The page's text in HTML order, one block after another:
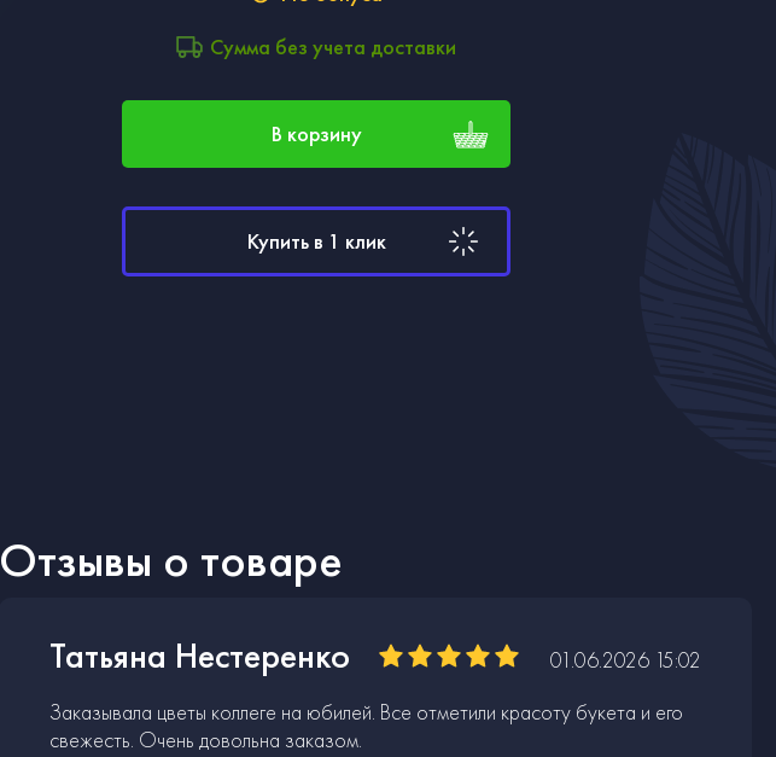
Сумма без учета доставки
В корзину
Купить в 1 клик
Отзывы о товаре
Татьяна Нестеренко
01.06.2026 15:02
Заказывала цветы коллеге на юбилей. Все отметили красоту букета и его
свежесть. Очень довольна заказом.